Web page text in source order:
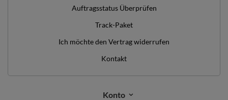
Auftragsstatus Überprüfen
Track-Paket
Ich möchte den Vertrag widerrufen
Kontakt
Konto